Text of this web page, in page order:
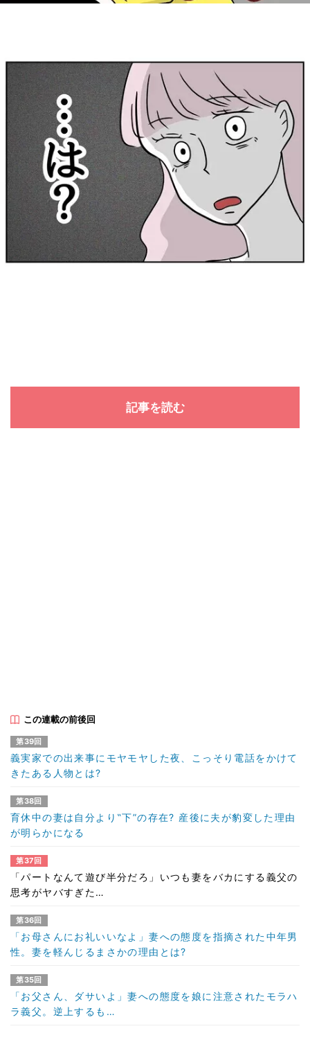
記事を読む
この連載の前後回
第39回
義実家での出来事にモヤモヤした夜、こっそり電話をかけて
きたある人物とは?
第38回
育休中の妻は自分より‟下”の存在? 産後に夫が豹変した理由
が明らかになる
第37回
「パートなんて遊び半分だろ」いつも妻をバカにする義父の
思考がヤバすぎた…
第36回
「お母さんにお礼いいなよ」妻への態度を指摘された中年男
性。妻を軽んじるまさかの理由とは?
第35回
「お父さん、ダサいよ」妻への態度を娘に注意されたモラハ
ラ義父。逆上するも…